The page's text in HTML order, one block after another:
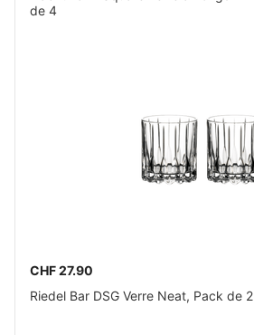
de 4
CHF 27.90
Riedel Bar DSG Verre Neat, Pack de 2